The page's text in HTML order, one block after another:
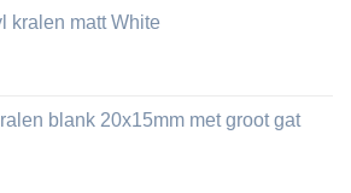
kralen matt White
blank 20x15mm met groot gat